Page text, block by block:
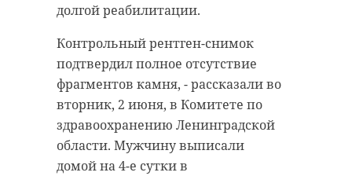
долгой реабилитации.
Контрольный рентген-снимок
подтвердил полное отсутствие
фрагментов камня, - рассказали во
вторник, 2 июня, в Комитете по
здравоохранению Ленинградской
области. Мужчину выписали
домой на 4-е сутки в